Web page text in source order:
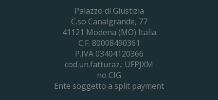
29 Giugno 2026
Cassa Forense – Elezioni Dei Delegati
2030
Palazzo di Giustizia
C.so Canalgrande, 77
41121 Modena (MO) Italia
C.F. 80008490361
P.IVA 03404120366
cod.un.fatturaz.: UFPJXM
no CIG
Ente soggetto a split payment